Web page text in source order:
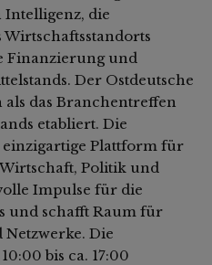
die
Wirtschaftsstandorts
Finanzierung und
Der Ostdeutsche
das Branchentreffen
etabliert. Die
einzigartige Plattform für
Politik und
Impulse für die
und schafft Raum für
Die
bis ca. 17:00